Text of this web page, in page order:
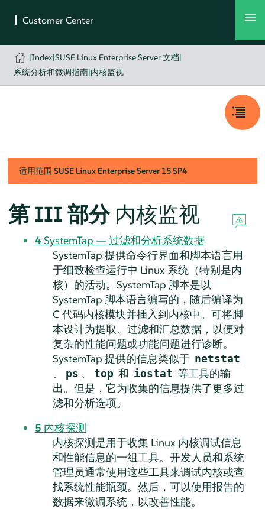
|Index|SUSE Linux Enterprise Server 文档|
系统分析和微调指南|内核监视
适用范围 SUSE Linux Enterprise Server 15 SP4
第 III 部分 内核监视
4SystemTap — 过滤和分析系统数据
SystemTap 提供命令行界面和脚本语言用
于细致检查运行中 Linux 系统（特别是内
核）的活动。SystemTap 脚本是以
SystemTap 脚本语言编写的，随后编译为
C 代码内核模块并插入到内核中。可将脚
本设计为提取、过滤和汇总数据，以便对
复杂的性能问题或功能问题进行诊断。
SystemTap 提供的信息类似于 netstat
、 ps 、 top 和 iostat 等工具的输
出。但是，它为收集的信息提供了更多过
滤和分析选项。
5 内核探测
内核探测是用于收集 Linux 内核调试信息
和性能信息的一组工具。开发人员和系统
管理员通常使用这些工具来调试内核或查
找系统性能瓶颈。然后，可以使用报告的
数据来微调系统，以改善性能。